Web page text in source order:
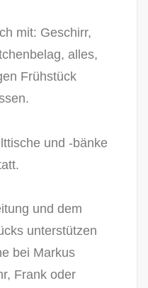
mit: Geschirr,
alles,
Frühstück
und -bänke
und dem
unterstützen
bei Markus
Frank oder